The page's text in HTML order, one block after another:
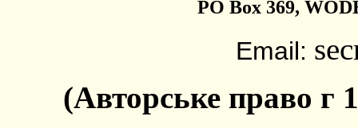
PO Box 369,
Email:
(Авторське право г